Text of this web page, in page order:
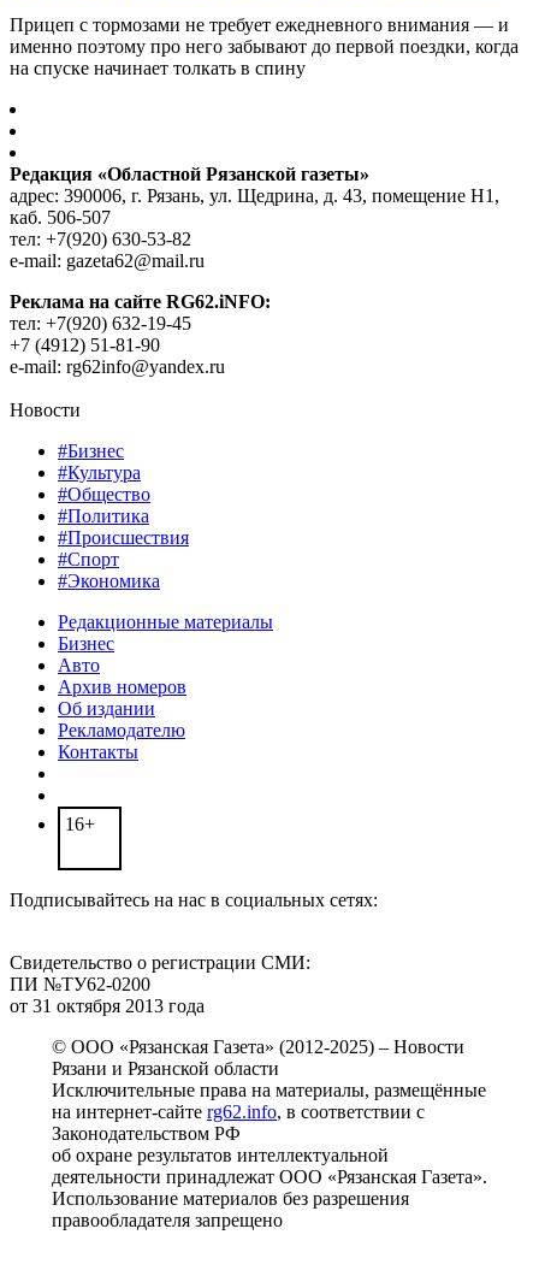
Прицеп с тормозами не требует ежедневного внимания — и
именно поэтому про него забывают до первой поездки, когда
на спуске начинает толкать в спину
Редакция «Областной Рязанской газеты»
адрес: 390006, г. Рязань, ул. Щедрина, д. 43, помещение Н1,
каб. 506-507
тел: +7(920) 630-53-82
e-mail: gazeta62@mail.ru
Реклама на сайте RG62.iNFO:
тел: +7(920) 632-19-45
+7 (4912) 51-81-90
e-mail: rg62info@yandex.ru
Новости
#Бизнес
#Культура
#Общество
#Политика
#Происшествия
#Спорт
#Экономика
Редакционные материалы
Бизнес
Авто
Архив номеров
Об издании
Рекламодателю
Контакты
16+
Подписывайтесь на нас в социальных сетях:
Свидетельство о регистрации СМИ:
ПИ №ТУ62-0200
от 31 октября 2013 года
© ООО «Рязанская Газета» (2012-2025) – Новости
Рязани и Рязанской области
Исключительные права на материалы, размещённые
на интернет-сайте rg62.info, в соответствии с
Законодательством РФ
об охране результатов интеллектуальной
деятельности принадлежат ООО «Рязанская Газета».
Использование материалов без разрешения
правообладателя запрещено